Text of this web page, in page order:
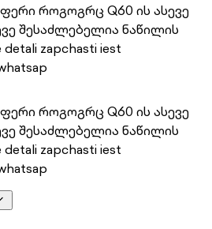
როგოგრც Q60 ის ასევე
შესაძლებელია ნაწილის
zapchasti iest
როგოგრც Q60 ის ასევე
შესაძლებელია ნაწილის
zapchasti iest